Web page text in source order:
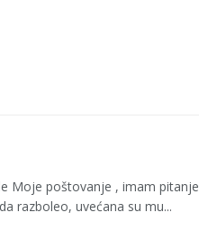
Moje poštovanje , imam pitanje
razboleo, uvećana su mu...